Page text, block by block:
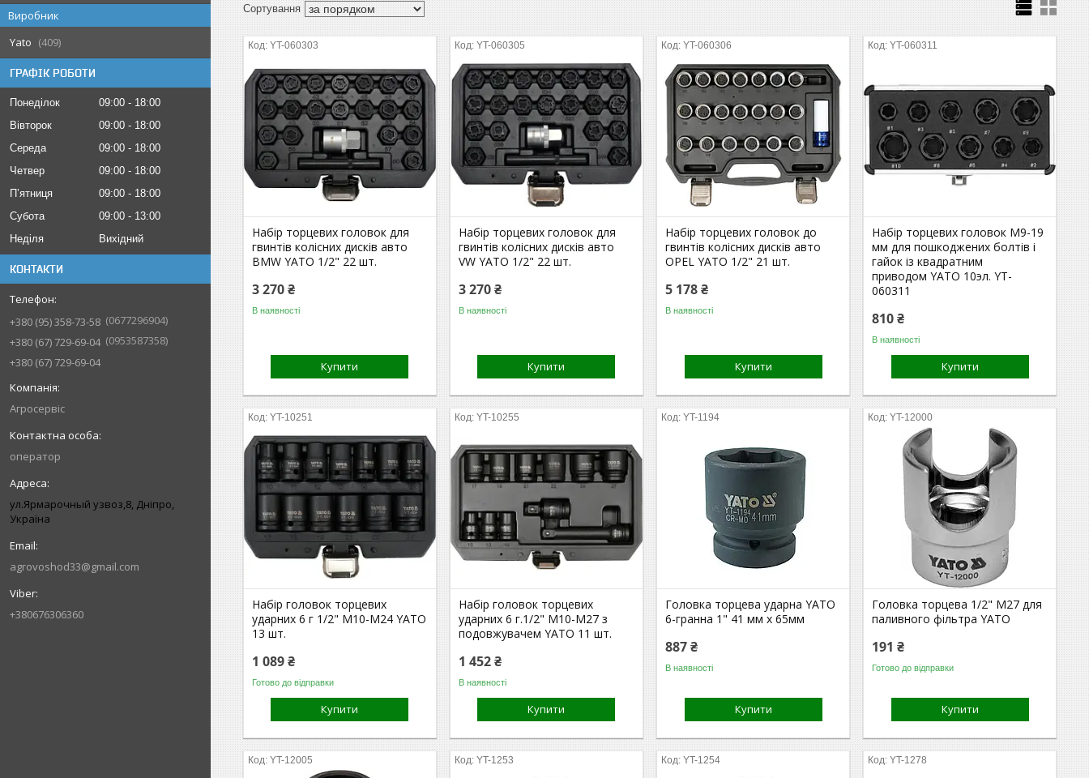
Виробник
Yato
409
ГРАФІК РОБОТИ
Понеділок 09:00
18:00
Вівторок
09:00
18:00
Середа
09:00
18:00
Четвер
09:00
18:00
Пʼятниця
09:00
18:00
Субота
09:00
13:00
Неділя
Вихідний
КОНТАКТИ
+380 (95) 358-73-58
0677296904
+380 (67) 729-69-04
0953587358
+380 (67) 729-69-04
Агросервіс
оператор
ул.Ярмарочный узвоз,8, Дніпро,
Україна
agrovoshod33@gmail.com
+380676306360
YT-060303
Набір торцевих головок для
гвинтів колісних дисків авто
BMW YATO 1/2" 22 шт.
3 270 ₴
В наявності
Купити
YT-060305
Набір торцевих головок для
гвинтів колісних дисків авто
VW YATO 1/2" 22 шт.
3 270 ₴
В наявності
Купити
YT-060306
Набір торцевих головок до
гвинтів колісних дисків авто
OPEL YATO 1/2" 21 шт.
5 178 ₴
В наявності
Купити
YT-060311
Набір торцевих головок М9-19
мм для пошкоджених болтів і
гайок із квадратним
приводом YATO 10эл. YT-
060311
810 ₴
В наявності
Купити
YT-10251
Набір головок торцевих
ударних 6 г 1/2" М10-М24 YATO
13 шт.
1 089 ₴
Готово до відправки
Купити
YT-10255
Набір головок торцевих
ударних 6 г.1/2" М10-М27 з
подовжувачем YATO 11 шт.
1 452 ₴
В наявності
Купити
YT-1194
Головка торцева ударна YATO
6-гранна 1" 41 мм х 65мм
887 ₴
В наявності
Купити
YT-12000
Головка торцева 1/2" М27 для
паливного фільтра YATO
191 ₴
Готово до відправки
Купити
YT-12005 YT-1253 YT-1254 YT-1278